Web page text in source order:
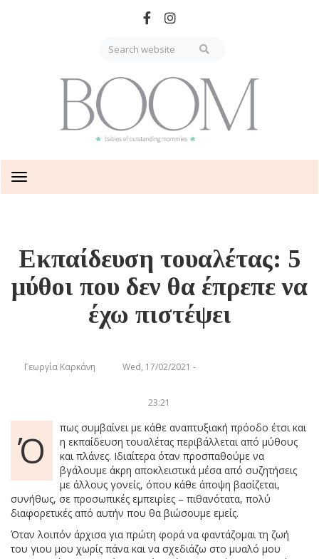
Toggle
navigation
Εκπαίδευση τουαλέτας: 5
μύθοι που δεν θα έπρεπε να
έχω πιστέψει
Γεωργία Καρκάνη Wed, 17/02/2021 -
23:21
Ό
πως συμβαίνει με κάθε αναπτυξιακή πρόοδο έτσι και
η εκπαίδευση τουαλέτας περιβάλλεται από μύθους
και πλάνες. Iδιαίτερα όταν προσπαθούμε να
βγάλουμε άκρη αποκλειστικά μέσα από συζητήσεις
με άλλους γονείς, όπου κάθε άποψη βασίζεται,
συνήθως, σε προσωπικές εμπειρίες – πιθανότατα, πολύ
διαφορετικές από αυτήν που θα βιώσουμε εμείς.
Όταν λοιπόν άρχισα για πρώτη φορά να φαντάζομαι τη ζωή
του γιου μου χωρίς πάνα και να σχεδιάζω στο μυαλό μου